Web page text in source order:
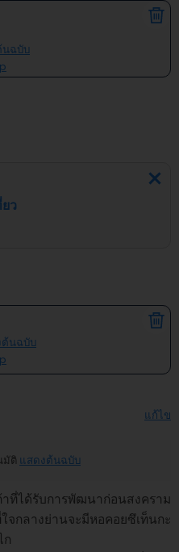
ฉบับ
ว
นฉบับ
แก้ไข
มัติ แสดงต้นฉบับ
ที่ได้รับการพัฒนาก่อนสงคราม
จกลางย่านจะมีหอคอยซึเท็นกะ